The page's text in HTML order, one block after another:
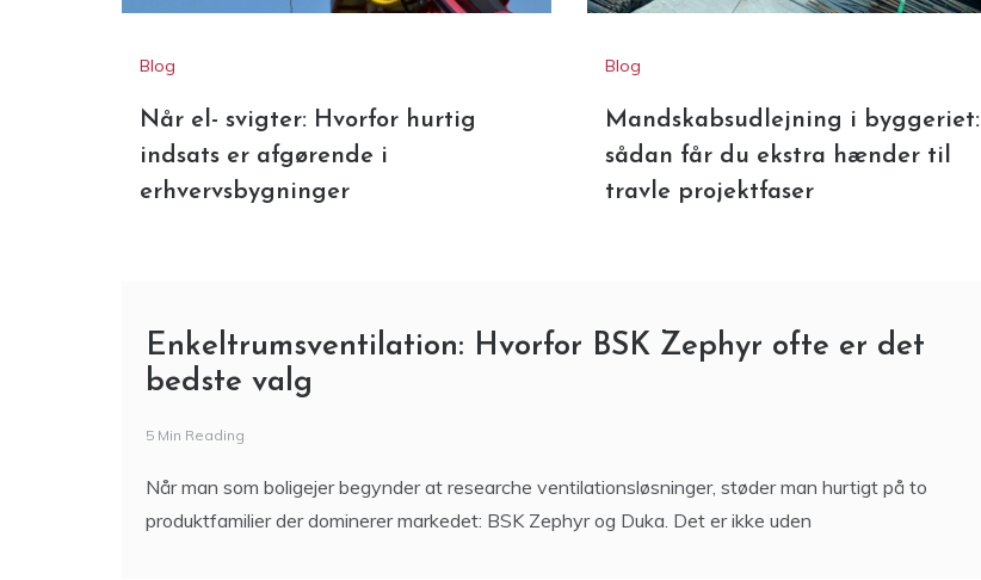
Blog
Når el- svigter: Hvorfor hurtig
indsats er afgørende i
erhvervsbygninger
Blog
Mandskabsudlejning i byggeriet:
sådan får du ekstra hænder til
travle projektfaser
Enkeltrumsventilation: Hvorfor BSK Zephyr ofte er det
bedste valg
5 Min Reading
Når man som boligejer begynder at researche ventilationsløsninger, støder man hurtigt på to
produktfamilier der dominerer markedet: BSK Zephyr og Duka. Det er ikke uden